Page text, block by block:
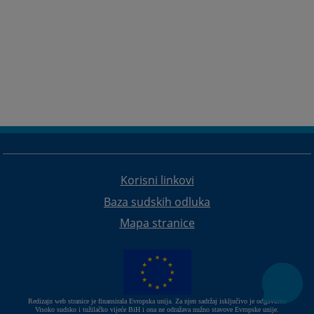
Korisni linkovi
Baza sudskih odluka
Mapa stranice
Redizajn web stranice je finansirala Evropska unija. Za njen sadržaj isključivo je odgovorno
Visoko sudsko i tužilačko vijeće BiH i ona ne odražava nužno stavove Evropske unije.